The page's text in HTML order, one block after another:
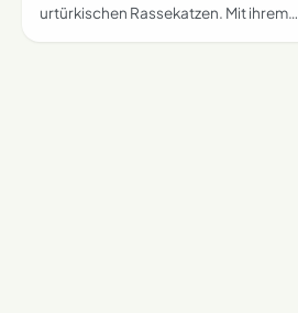
urtürkischen Rassekatzen. Mit ihrem…